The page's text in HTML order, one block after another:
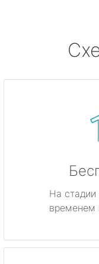
На стадии
временем